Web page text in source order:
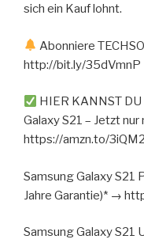
sich ein Kauf lohnt.
Abonniere
http://bit.ly/35dVmnP
HIER KANNST
Galaxy S21 – Jetzt
https://amzn.to/
Samsung Galaxy S21
Jahre Garantie)* →
Samsung Galaxy S21